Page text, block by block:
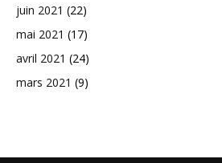
juin 2021 (22)
mai 2021 (17)
avril 2021 (24)
mars 2021 (9)